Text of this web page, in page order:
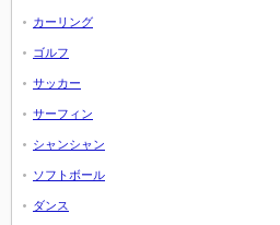
カーリング
ゴルフ
サッカー
サーフィン
シャンシャン
ソフトボール
ダンス